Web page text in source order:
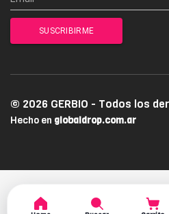
© 2026 GERBIO - Todos los
Hecho en globaldrop.com.ar